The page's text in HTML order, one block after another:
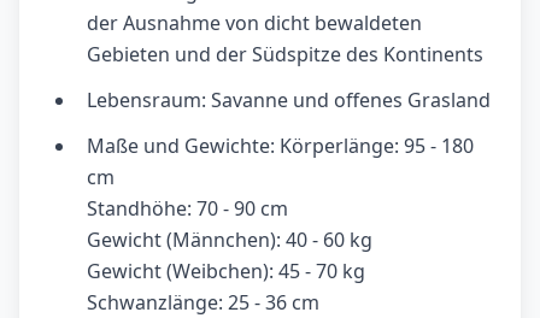
der Ausnahme von dicht bewaldeten
Gebieten und der Südspitze des Kontinents
Lebensraum: Savanne und offenes Grasland
Maße und Gewichte: Körperlänge: 95 - 180
cm
Standhöhe: 70 - 90 cm
Gewicht (Männchen): 40 - 60 kg
Gewicht (Weibchen): 45 - 70 kg
Schwanzlänge: 25 - 36 cm